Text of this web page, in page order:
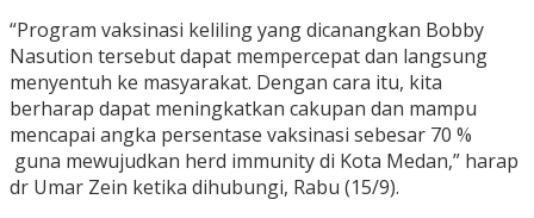
“Program vaksinasi keliling yang dicanangkan Bobby
Nasution tersebut dapat mempercepat dan langsung
menyentuh ke masyarakat. Dengan cara itu, kita
berharap dapat meningkatkan cakupan dan mampu
mencapai angka persentase vaksinasi sebesar 70 %
guna mewujudkan herd immunity di Kota Medan,” harap
dr Umar Zein ketika dihubungi, Rabu (15/9).